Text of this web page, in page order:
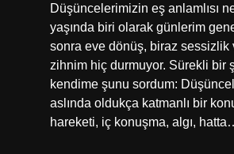
Düşüncelerimizin eş anlamlısı
yaşında biri olarak günlerim
sonra eve dönüş, biraz
zihnim hiç durmuyor. Sürekli bir
kendime şunu sordum:
aslında oldukça katmanlı bir
hareketi, iç konuşma, algı,